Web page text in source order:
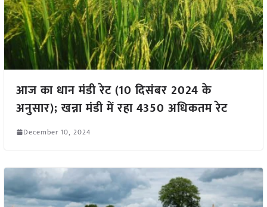
आज का धान मंडी रेट (10 दिसंबर 2024 के
अनुसार); खन्ना मंडी में रहा 4350 अधिकतम रेट
December 10, 2024